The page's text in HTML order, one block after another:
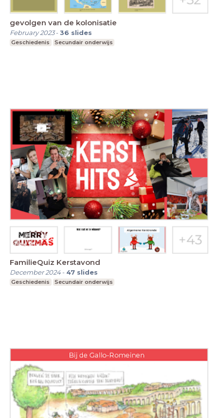
gevolgen van de kolonisatie
February 2023-36 slides
Geschiedenis Secundair onderwijs
FamilieQuiz Kerstavond
December 2024- 47 slides
Geschiedenis Secundair onderwijs